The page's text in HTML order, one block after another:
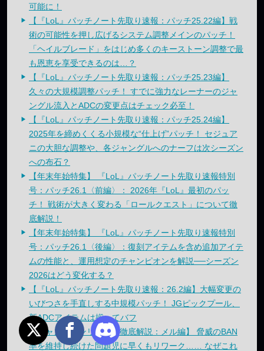
可能に！
【『LoL』パッチノート先取り速報：パッチ25.22編】戦
術の可能性を押し広げるシステム調整メインのパッチ！
「ヘイルブレード」をはじめ多くのキーストーン調整で最
も恩恵を享受できるのは…？
【『LoL』パッチノート先取り速報：パッチ25.23編】
久々の大規模調整パッチ！ すでに強力なレーナーのジャ
ングル流入とADCの変更点はチェック必至！
【『LoL』パッチノート先取り速報：パッチ25.24編】
2025年を締めくくる小規模な“仕上げ”パッチ！ セジュア
ニの大胆な調整や、各ジャングルへのナーフは次シーズン
への布石？
【年末年始特集】 『LoL』パッチノート先取り速報特別
号：パッチ26.1〈前編〉： 2026年『LoL』最初のパッ
チ！ 戦術が大きく変わる「ロールクエスト」について徹
底解説！
【年末年始特集】 『LoL』パッチノート先取り速報特別
号：パッチ26.1〈後編〉：復刻アイテムを含め追加アイテ
ムの性能と、運用想定のチャンピオンを解説──シーズン
2026はどう変化する？
【『LoL』パッチノート先取り速報：26.2編】大幅変更の
いびつさを手直しする中規模パッチ！ JGピックプール、
新ADCアイテムは揃ってバフ
【チャンピオンリワーク徹底解説：メル編】 脅威のBAN
率を維持し続けた問題児に早くもリワーク…… なぜこれ